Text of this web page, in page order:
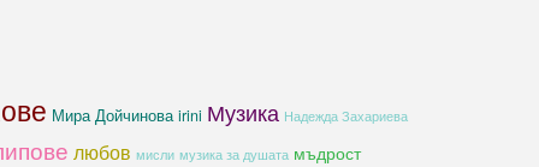
Мира Дойчинова irini Музика Надежда Захариева
любов мисли музика за душата мъдрост